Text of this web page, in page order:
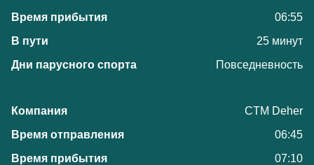
06:55
25 минут
Повседневность
CTM Deher
06:45
07:10